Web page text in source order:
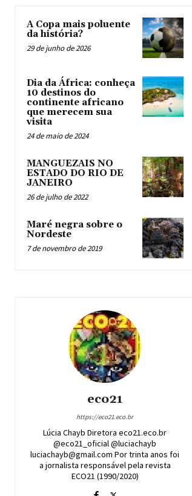
A Copa mais poluente
da história?
29 de junho de 2026
Dia da África: conheça
10 destinos do
continente africano
que merecem sua
visita
24 de maio de 2024
MANGUEZAIS NO
ESTADO DO RIO DE
JANEIRO
26 de julho de 2022
Maré negra sobre o
Nordeste
7 de novembro de 2019
eco21
https://eco21.eco.br
Lúcia Chayb Diretora eco21.eco.br
@eco21_oficial @luciachayb
luciachayb@gmail.com Por trinta anos foi
a jornalista responsável pela revista
ECO21 (1990/2020)